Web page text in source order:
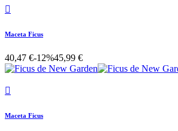

Maceta Ficus
40,47 €-12%45,99 €

Maceta Ficus